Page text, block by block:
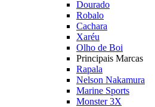
Dourado
Robalo
Cachara
Xaréu
Olho de Boi
Principais Marcas
Rapala
Nelson Nakamura
Marine Sports
Monster 3X